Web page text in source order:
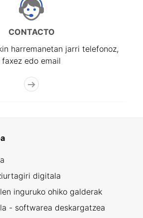
CONTACTO
harremanetan jarri telefonoz,
faxez edo email
digitala
inguruko ohiko galderak
- softwarea deskargatzea